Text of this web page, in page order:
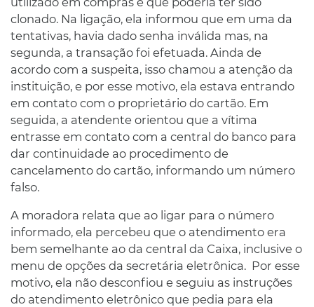
clonado. Na ligação, ela informou que em uma da
tentativas, havia dado senha inválida mas, na
segunda, a transação foi efetuada. Ainda de
acordo com a suspeita, isso chamou a atenção da
instituição, e por esse motivo, ela estava entrando
em contato com o proprietário do cartão. Em
seguida, a atendente orientou que a vítima
entrasse em contato com a central do banco para
dar continuidade ao procedimento de
cancelamento do cartão, informando um número
falso.
A moradora relata que ao ligar para o número
informado, ela percebeu que o atendimento era
bem semelhante ao da central da Caixa, inclusive o
menu de opções da secretária eletrônica. Por esse
motivo, ela não desconfiou e seguiu as instruções
do atendimento eletrônico que pedia para ela